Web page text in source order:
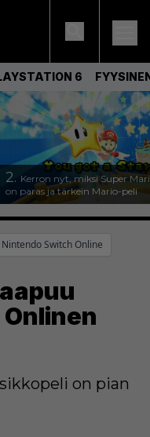
6
2. Kerron nyt, miksi Super
on paras ja tärkein Mario-peli
Nintendo Switch Online
on pian